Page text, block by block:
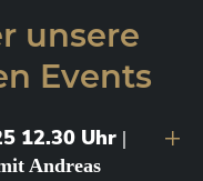
unsere
Events
12.30 Uhr |
Andreas